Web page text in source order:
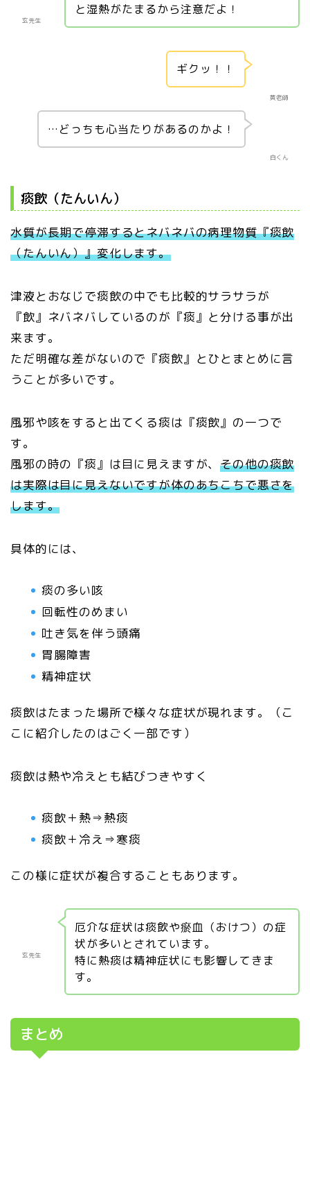
玄先生
と湿熱がたまるから注意だよ！
黄老師
ギクッ！！
白くん
…どっちも心当たりがあるのかよ！
痰飲（たんいん）
水質が長期で停滞するとネバネバの病理物質『痰飲
（たんいん）』変化します。
津液とおなじで痰飲の中でも比較的サラサラが
『飲』ネバネバしているのが『痰』と分ける事が出
来ます。
ただ明確な差がないので『痰飲』とひとまとめに言
うことが多いです。
風邪や咳をすると出てくる痰は『痰飲』の一つで
す。
風邪の時の『痰』は目に見えますが、その他の痰飲
は実際は目に見えないですが体のあちこちで悪さを
します。
具体的には、
痰の多い咳
回転性のめまい
吐き気を伴う頭痛
胃腸障害
精神症状
痰飲はたまった場所で様々な症状が現れます。（こ
こに紹介したのはごく一部です）
痰飲は熱や冷えとも結びつきやすく
痰飲＋熱⇒熱痰
痰飲＋冷え⇒寒痰
この様に症状が複合することもあります。
玄先生
厄介な症状は痰飲や瘀血（おけつ）の症
状が多いとされています。
特に熱痰は精神症状にも影響してきま
す。
まとめ